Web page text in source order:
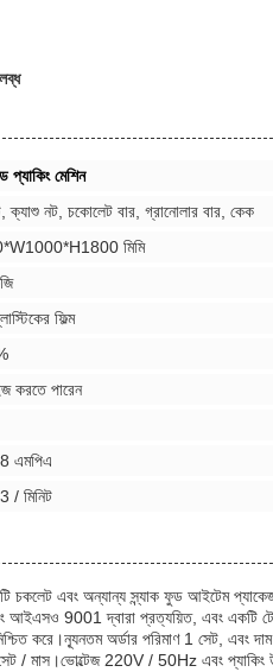
প্যাকিং মেশিন
ক্যাশু নট, চকোলেট বার, গ্রানোলার বার, কেক
মিমি
ফিল্ম
করতে পারেন
এমপিএ
/ মিনিট
চকলেট এবং অন্যান্য স্ন্যাক ফুড আইটেম
আইএসও 9001 দ্বারা প্রত্যয়িত, এবং একটি
করে।ন্যূনতম অর্ডার পরিমাণ 1 সেট, এবং
/ মাস।ভোল্টেজ 220V / 50Hz এবং